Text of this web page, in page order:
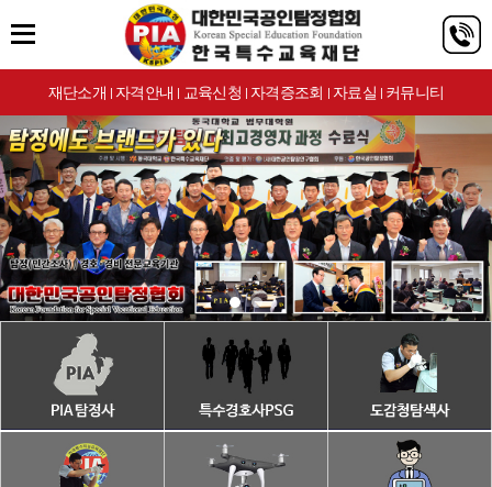
재단소개 | 자격안내 | 교육신청 | 자격증조회 | 자료실 | 커뮤니티